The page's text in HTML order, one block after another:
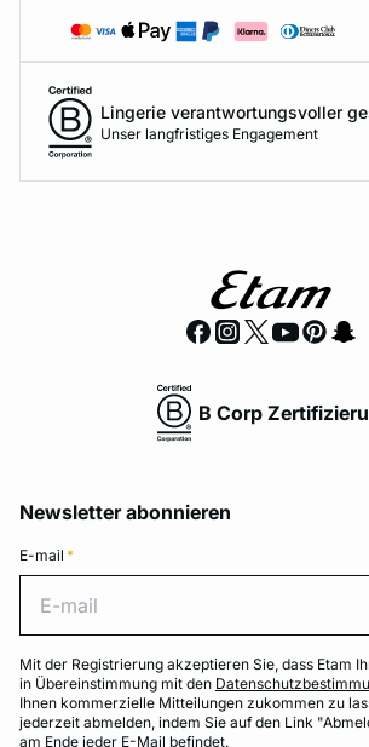
Lingerie verantwortungsvoller
Unser langfristiges Engagement
B Corp
Newsletter abonnieren
E-mail *
Mit der Registrierung akzeptieren Sie, dass Etam
in Übereinstimmung mit den
Ihnen kommerzielle Mitteilungen zukommen zu
jederzeit abmelden, indem Sie auf den Link
am Ende jeder E-Mail befindet.